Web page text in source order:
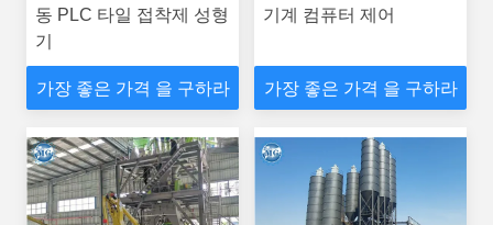
동 PLC 타일 접착제 성형
기
가장 좋은 가격 을 구하라
기계 컴퓨터 제어
가장 좋은 가격 을 구하라